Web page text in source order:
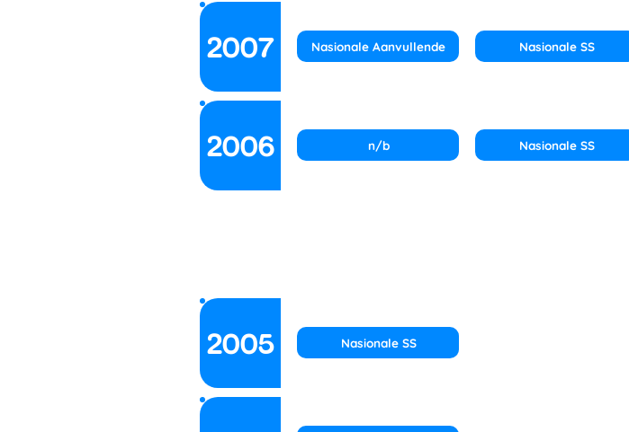
2007 Nasionale Aanvullende Nasionale SS
2006 n/b Nasionale SS
2005 Nasionale SS